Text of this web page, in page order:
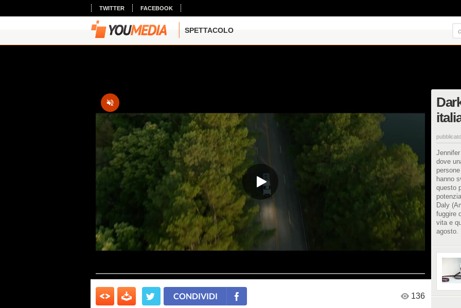
TWITTER FACEBOOK
SPETTACOLO
dove
hanno
questo
Daly
fuggire
vita e
agosto.
CONDIVIDI 136